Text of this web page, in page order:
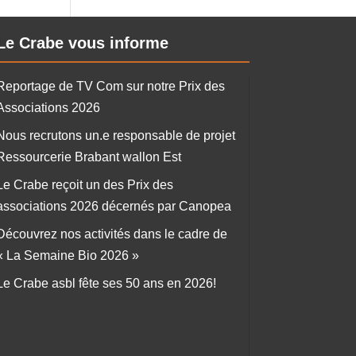
Crabe vous informe
de TV Com sur notre Prix des
2026
recrutons un.e responsable de projet
Brabant wallon Est
Crabe reçoit un des Prix des
2026 décernés par Canopea
nos activités dans le cadre de
La Semaine Bio 2026 »
Crabe asbl fête ses 50 ans en 2026!